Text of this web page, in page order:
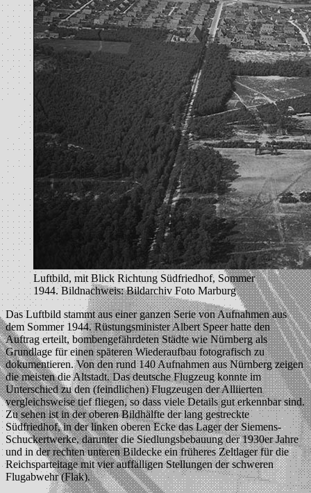
Luftbild, mit Blick Richtung Südfriedhof, Sommer
1944. Bildnachweis: Bildarchiv Foto Marburg
Das Luftbild stammt aus einer ganzen Serie von Aufnahmen aus
dem Sommer 1944. Rüstungsminister Albert Speer hatte den
Auftrag erteilt, bombengefährdeten Städte wie Nürnberg als
Grundlage für einen späteren Wiederaufbau fotografisch zu
dokumentieren. Von den rund 140 Aufnahmen aus Nürnberg zeigen
die meisten die Altstadt. Das deutsche Flugzeug konnte im
Unterschied zu den (feindlichen) Flugzeugen der Alliierten
vergleichsweise tief fliegen, so dass viele Details gut erkennbar sind.
Zu sehen ist in der oberen Bildhälfte der lang gestreckte
Südfriedhof, in der linken oberen Ecke das Lager der Siemens-
Schuckertwerke, darunter die Siedlungsbebauung der 1930er Jahre
und in der rechten unteren Bildecke ein früheres Zeltlager für die
Reichsparteitage mit vier auffälligen Stellungen der schweren
Flugabwehr (Flak).